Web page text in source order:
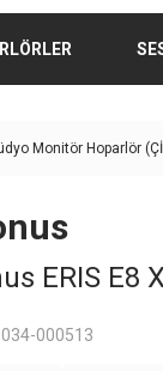
Monitör Hoparlör
ERIS E8
034-000513